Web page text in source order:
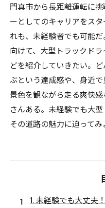
門真市から長距離運転に
ーとしてのキャリアをス
れも、未経験者でも可能
向けて、大型トラックド
どを紹介していきたい。
ぶという達成感や、身近
景色を観ながら走る爽快
さんある。未経験でも大
その道路の魅力に迫ってみ
1. 未経験でも大丈夫